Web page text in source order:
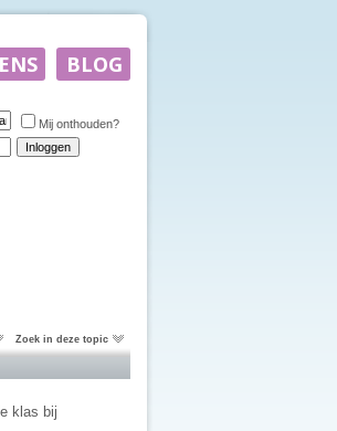
Mij onthouden?
Zoek in deze topic
klas bij